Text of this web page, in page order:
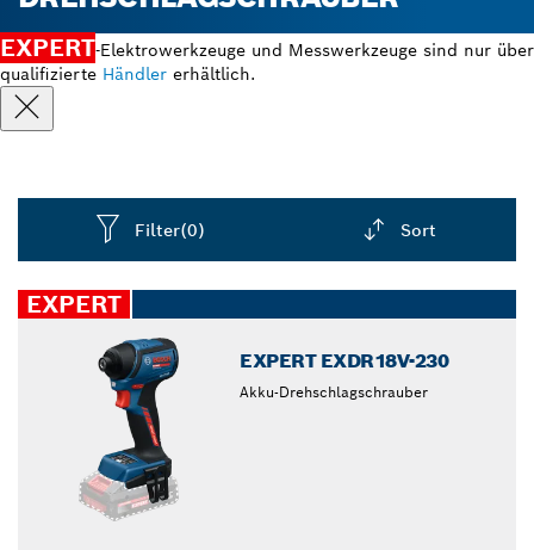
EXPERT-Elektrowerkzeuge und Messwerkzeuge sind nur über
qualifizierte Händler erhältlich.
Filter(0) Sort
closed
EXPERT
EXPERT EXDR18V-230
Akku-Drehschlagschrauber